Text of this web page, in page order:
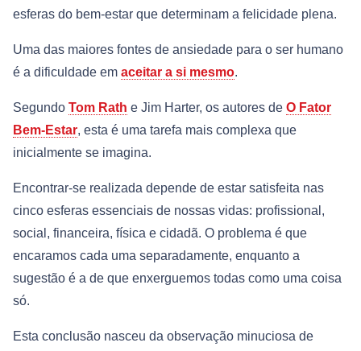
esferas do bem-estar que determinam a felicidade plena.
Uma das maiores fontes de ansiedade para o ser humano
é a dificuldade em aceitar a si mesmo.
Segundo Tom Rath e Jim Harter, os autores de O Fator
Bem-Estar, esta é uma tarefa mais complexa que
inicialmente se imagina.
Encontrar-se realizada depende de estar satisfeita nas
cinco esferas essenciais de nossas vidas: profissional,
social, financeira, física e cidadã. O problema é que
encaramos cada uma separadamente, enquanto a
sugestão é a de que enxerguemos todas como uma coisa
só.
Esta conclusão nasceu da observação minuciosa de